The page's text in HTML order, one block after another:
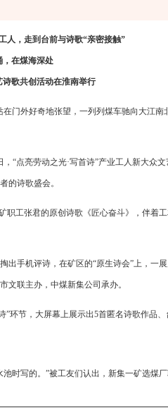
人，走到台前与诗歌“亲密接触”
，在煤海深处
诗歌共创活动在淮南举行
门外好奇地张望，一列列煤车驰向大江
“点亮劳动之光·写首诗”产业工人新大众
的诗歌盛会。
工张君的原创诗歌《匠心奋斗》，伴着
手机评诗，在矿区的“原生诗会”上，一
文联主办，中煤新集公司承办。
环节，大屏幕上展示出5首匿名诗歌作品、
时写的。”被工友们认出，新集一矿选煤